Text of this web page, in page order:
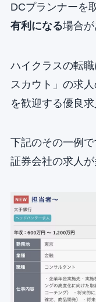
DCプランナーを
有利になる場合が
ハイクラスの転
スカウト」の求
を歓迎する優良
下記のその一例
証券会社の求人が